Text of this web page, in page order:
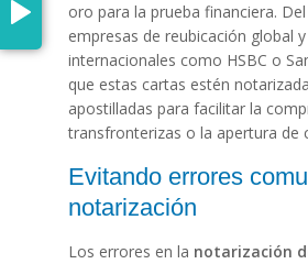
oro para la prueba financiera.
empresas de reubicación global
internacionales como HSBC o
que estas cartas estén
apostilladas para facilitar la
transfronterizas o la apertura de
Evitando errores
notarización
Los errores en la notarización